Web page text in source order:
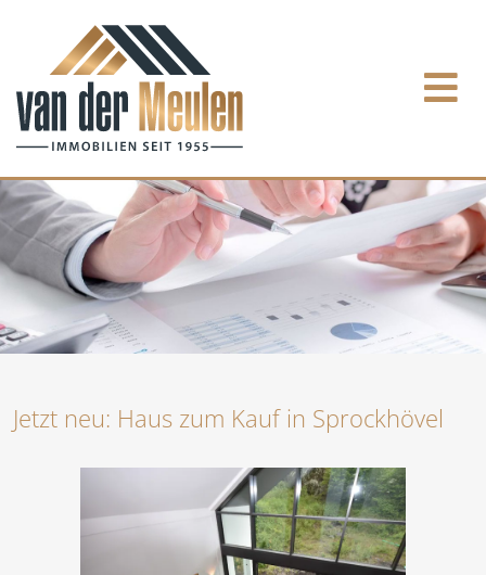
Jetzt neu: Haus zum Kauf in Sprockhövel